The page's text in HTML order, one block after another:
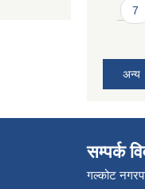
7
अन्य
सम्पर्क
गल्कोट